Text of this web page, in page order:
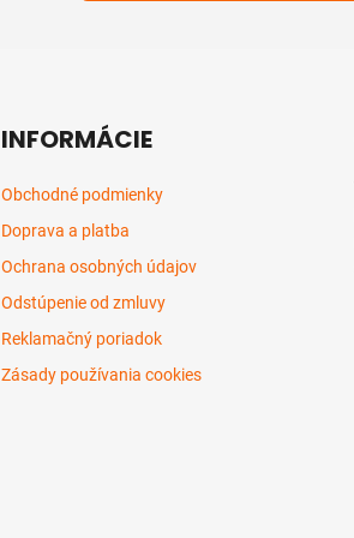
INFORMÁCIE
Obchodné podmienky
Doprava a platba
Ochrana osobných údajov
Odstúpenie od zmluvy
Reklamačný poriadok
Zásady používania cookies